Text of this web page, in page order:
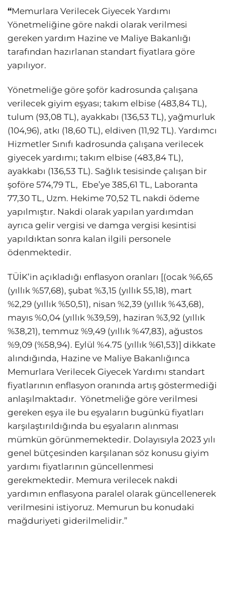
“Memurlara Verilecek Giyecek Yardımı
Yönetmeliğine göre nakdi olarak verilmesi
gereken yardım Hazine ve Maliye Bakanlığı
tarafından hazırlanan standart fiyatlara göre
yapılıyor.
Yönetmeliğe göre şoför kadrosunda çalışana
verilecek giyim eşyası; takım elbise (483,84 TL),
tulum (93,08 TL), ayakkabı (136,53 TL), yağmurluk
(104,96), atkı (18,60 TL), eldiven (11,92 TL). Yardımcı
Hizmetler Sınıfı kadrosunda çalışana verilecek
giyecek yardımı; takım elbise (483,84 TL),
ayakkabı (136,53 TL). Sağlık tesisinde çalışan bir
şoföre 574,79 TL, Ebe’ye 385,61 TL, Laboranta
77,30 TL, Uzm. Hekime 70,52 TL nakdi ödeme
yapılmıştır. Nakdi olarak yapılan yardımdan
ayrıca gelir vergisi ve damga vergisi kesintisi
yapıldıktan sonra kalan ilgili personele
ödenmektedir.
TÜİK’in açıkladığı enflasyon oranları [(ocak %6,65
(yıllık %57,68), şubat %3,15 (yıllık 55,18), mart
%2,29 (yıllık %50,51), nisan %2,39 (yıllık %43,68),
mayıs %0,04 (yıllık %39,59), haziran %3,92 (yıllık
%38,21), temmuz %9,49 (yıllık %47,83), ağustos
%9,09 (%58,94). Eylül %4.75 (yıllık %61,53)] dikkate
alındığında, Hazine ve Maliye Bakanlığınca
Memurlara Verilecek Giyecek Yardımı standart
fiyatlarının enflasyon oranında artış göstermediği
anlaşılmaktadır. Yönetmeliğe göre verilmesi
gereken eşya ile bu eşyaların bugünkü fiyatları
karşılaştırıldığında bu eşyaların alınması
mümkün görünmemektedir. Dolayısıyla 2023 yılı
genel bütçesinden karşılanan söz konusu giyim
yardımı fiyatlarının güncellenmesi
gerekmektedir. Memura verilecek nakdi
yardımın enflasyona paralel olarak güncellenerek
verilmesini istiyoruz. Memurun bu konudaki
mağduriyeti giderilmelidir.”